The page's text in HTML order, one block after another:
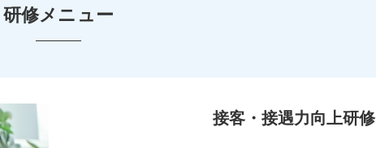
研修メニュー
接客・接遇力向上研修